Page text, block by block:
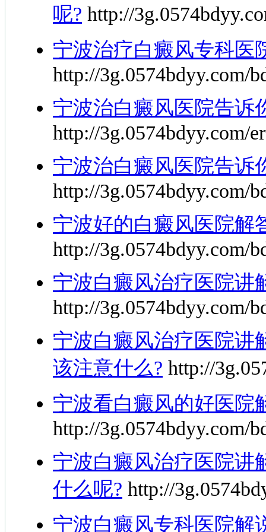
呢? http://
宁波治疗白癜风专科医
http://3g.0574bdyy.com/
宁波治白癜风医院告诉
http://3g.0574bdyy.com/
宁波治白癜风医院告诉
http://3g.0574bdyy.com/
宁波好的白癜风医院解
http://3g.0574bdyy.com/
宁波白癜风治疗医院讲
http://3g.0574bdyy.com/
宁波白癜风治疗医院讲
该注意什么? http://
宁波看白癜风的好医院
http://3g.0574bdyy.com/
宁波白癜风治疗医院讲
什么呢? http://
宁波白癜风专科医院解